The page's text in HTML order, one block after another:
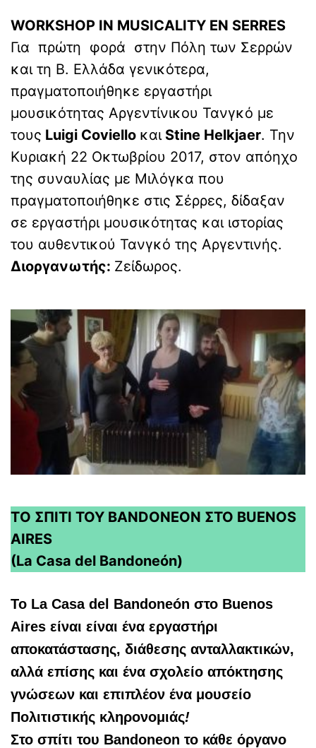
WORKSHOP IN MUSICALITY EN SERRES
Για πρώτη φορά στην Πόλη των Σερρών
και τη Β. Ελλάδα γενικότερα,
πραγματοποιήθηκε εργαστήρι
μουσικότητας Αργεντίνικου Τανγκό με
τους Luigi Coviello καιStine Helkjaer. Την
Κυριακή 22 Οκτωβρίου 2017, στον απόηχο
της συναυλίας με Μιλόγκα που
πραγματοποιήθηκε στις Σέρρες, δίδαξαν
σε εργαστήρι μουσικότητας και ιστορίας
του αυθεντικού Τανγκό της Αργεντινής.
Διοργανωτής: Ζείδωρος.
TΟ ΣΠΙΤΙ ΤΟΥ BANDONEON ΣΤΟ BUENOS
AIRES
(La Casa del Bandoneón)
Το La Casa del Bandoneón στο Buenos
Aires είναι είναι ένα εργαστήρι
αποκατάστασης, διάθεσης ανταλλακτικών,
αλλά επίσης και ένα σχολείο απόκτησης
γνώσεων και επιπλέον ένα μουσείο
Πολιτιστικής κληρονομιάς!
Στο σπίτι του Bandoneon το κάθε όργανο